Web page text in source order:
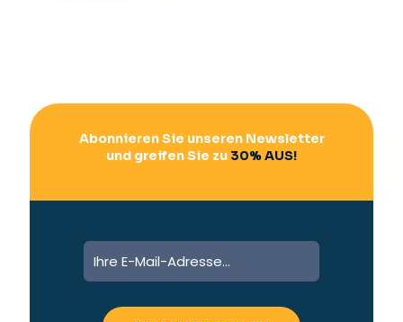
Abonnieren Sie unseren Newsletter
und greifen Sie zu 30% AUS!